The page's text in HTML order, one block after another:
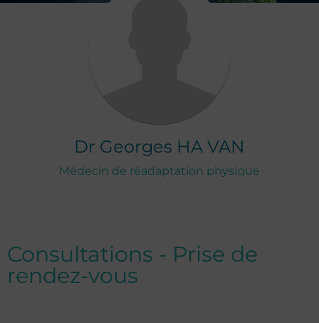
Dr Georges HA VAN
Médecin de réadaptation physique
Consultations - Prise de
rendez-vous